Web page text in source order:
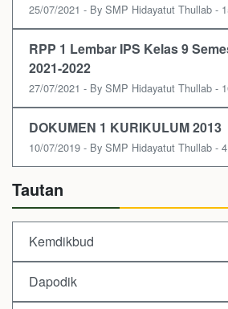
25/07/2021 - By SMP Hidayatut Thullab -
RPP 1 Lembar IPS Kelas 9
2021-2022
27/07/2021 - By SMP Hidayatut Thullab -
DOKUMEN 1 KURIKULUM 2013
10/07/2019 - By SMP Hidayatut Thullab -
Tautan
Kemdikbud
Dapodik